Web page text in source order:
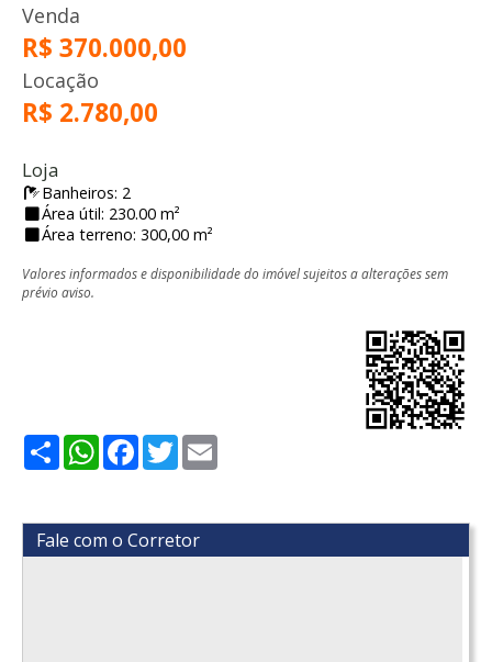
Venda
R$ 370.000,00
Locação
R$ 2.780,00
Loja
Banheiros: 2
Área útil: 230.00 m²
Área terreno: 300,00 m²
Valores informados e disponibilidade do imóvel sujeitos a alterações sem
prévio aviso.
ShareWhatsApp
Facebook
Twitter
Fale com o Corretor